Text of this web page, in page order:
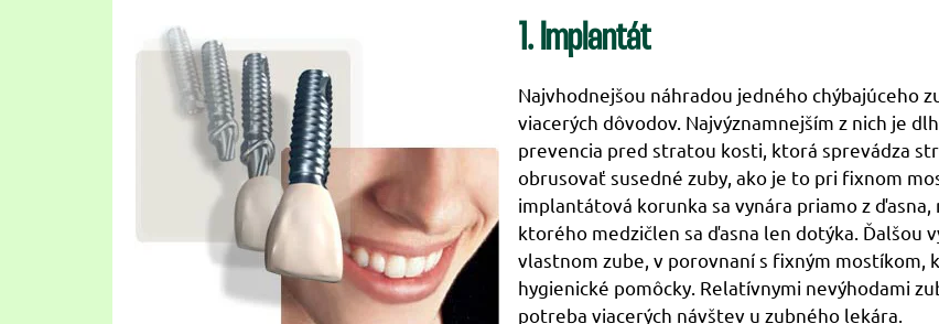
1. Implantát
Najvhodnejšou náhradou jedného chýbajúceho
viacerých dôvodov. Najvýznamnejším z nich je
prevencia pred stratou kosti, ktorá sprevádza
obrusovať susedné zuby, ako je to pri fixnom
implantátová korunka sa vynára priamo z
ktorého medzičlen sa ďasna len dotýka. Ďalšou
vlastnom zube, v porovnaní s fixným mostíkom,
hygienické pomôcky. Relatívnymi nevýhodami
potreba viacerých návštev u zubného lekára.